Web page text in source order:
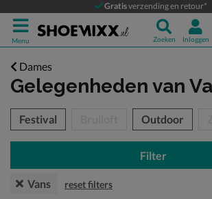
Gratisverzending en retour*
Menu Zoeken Inloggen
Dames
Gelegenheden van
over
Festival Outdoor
Filter
Vans reset filters